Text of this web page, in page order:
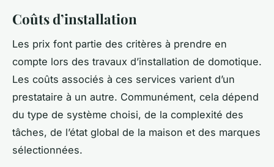
Coûts d’installation
Les prix font partie des critères à prendre en
compte lors des travaux d’installation de domotique.
Les coûts associés à ces services varient d’un
prestataire à un autre. Communément, cela dépend
du type de système choisi, de la complexité des
tâches, de l’état global de la maison et des marques
sélectionnées.